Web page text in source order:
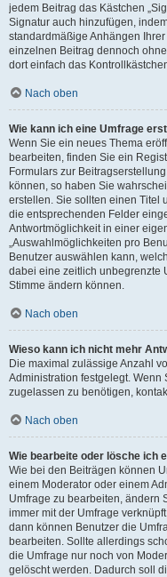
jedem Beitrag das Kästchen
Signatur auch hinzufügen,
standardmäßige Anhängen
einzelnen Beitrag dennoch
dort einfach das
Nach oben
Wie kann ich eine Umfrage
Wenn Sie ein neues Thema
bearbeiten, finden Sie ein
Formulars zur
können, so haben Sie
erstellen. Sie sollten einen Titel
die entsprechenden Felder
Antwortmöglichkeit in einer
„Auswahlmöglichkeiten pro
Benutzer auswählen kann,
dabei eine zeitlich unbegrenzte
Stimme ändern können.
Nach oben
Wieso kann ich nicht mehr
Die maximal zulässige Anzahl
Administration festgelegt.
zugelassen zu benötigen,
Nach oben
Wie bearbeite oder lösche ich
Wie bei den Beiträgen können
einem Moderator oder einem
Umfrage zu bearbeiten, ändern
immer mit der Umfrage
dann können Benutzer die
bearbeiten. Sollte allerdings
die Umfrage nur noch von
gelöscht werden. Dadurch soll